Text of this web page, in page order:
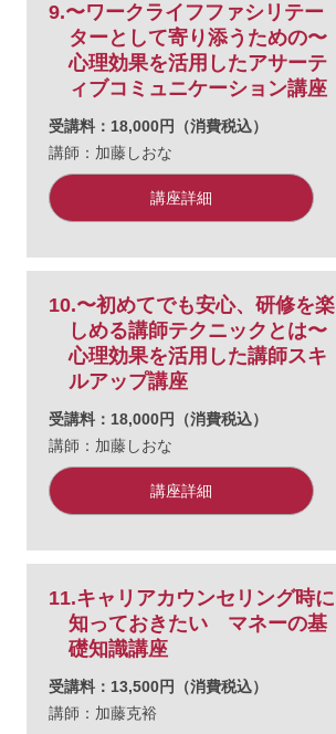
9.〜ワークライフファシリテー
ターとして寄り添うための〜
心理効果を活用したアサーテ
ィブコミュニケーション講座
受講料：18,000円（消費税込）
講師：加藤しおな
講座詳細
10.〜初めてでも安心、研修を楽
しめる講師テクニックとは〜
心理効果を活用した講師スキ
ルアップ講座
受講料：18,000円（消費税込）
講師：加藤しおな
講座詳細
11.キャリアカウンセリング時に
知っておきたい マネーの基
礎知識講座
受講料：13,500円（消費税込）
講師：加藤克裕